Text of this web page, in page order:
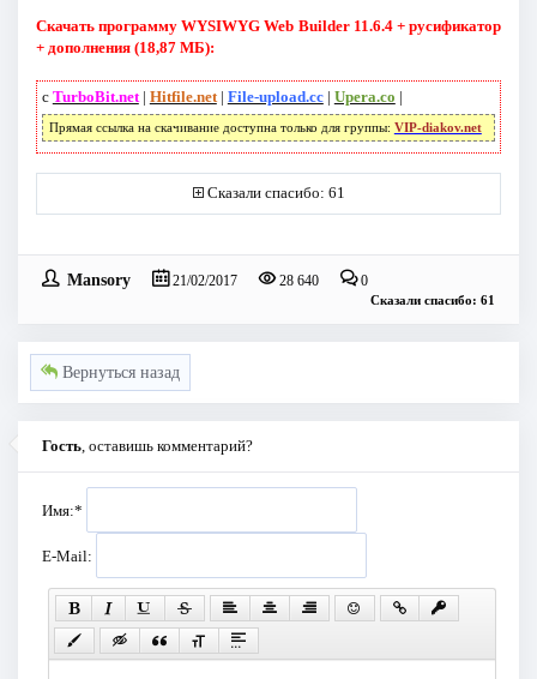
Скачать программу WYSIWYG Web Builder 11.6.4 + русификатор
+ дополнения (18,87 МБ):
с TurboBit.net| Hitfile.net| File-upload.cc| Upera.co |
Прямая ссылка на скачивание доступна только для группы: VIP-diakov.net
Сказали спасибо: 61
Mansory 21/02/2017 28 640 0
Сказали спасибо: 61
Вернуться назад
Гость , оставишь комментарий?
Имя:*
E-Mail: